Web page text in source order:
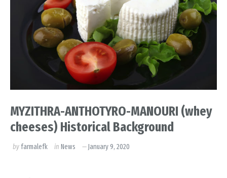
MYZITHRA-ANTHOTYRO-MANOURI (whey
cheeses) Historical Background
byfarmalefk in News January 9, 2020